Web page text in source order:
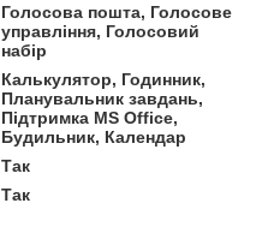
Голосова пошта, Голосове
управління, Голосовий
набір
Калькулятор, Годинник,
Планувальник завдань,
Підтримка MS Office,
Будильник, Календар
Так
Так